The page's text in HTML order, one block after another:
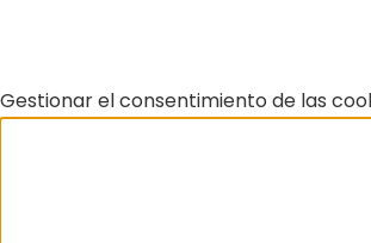
Gestionar el consentimiento de las